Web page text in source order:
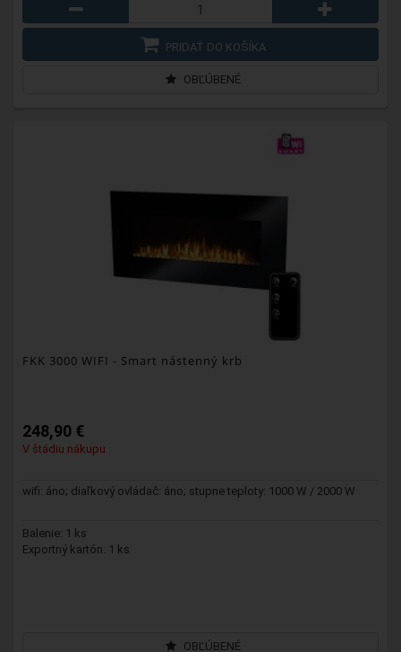
PRIDAŤ DO KOŠÍKA
OBĽÚBENÉ
FKK 3000 WIFI - Smart nástenný krb
248,90 €
V štádiu nákupu
wifi: áno; diaľkový ovládač: áno; stupne teploty: 1000 W / 2000 W
Balenie: 1 ks
Exportný kartón: 1 ks
OBĽÚBENÉ